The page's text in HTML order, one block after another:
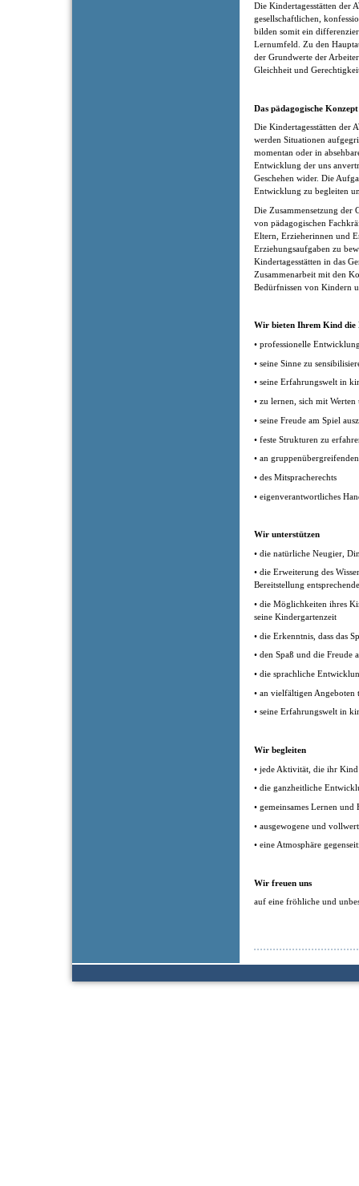
Die Kindertagesstätten der
gesellschaftlichen,
bilden somit ein
Lernumfeld. Zu den
der Grundwerte der
Gleichheit und
Das pädagogische Konzept
Die Kindertagesstätten der
werden Situationen
momentan oder in
Entwicklung der uns
Geschehen wider. Die
Entwicklung zu begleiten
Die Zusammensetzung der
von pädagogischen
Eltern, Erzieherinnen und
Erziehungsaufgaben zu
Kindertagesstätten in das
Zusammenarbeit mit den
Bedürfnissen von Kindern
Wir bieten Ihrem Kind die
• professionelle
• seine Sinne zu
• seine Erfahrungswelt in
• zu lernen, sich mit
• seine Freude am Spiel
• feste Strukturen zu
• an
• des Mitspracherechts
• eigenverantwortliches
Wir unterstützen
• die natürliche Neugier,
• die Erweiterung des
Bereitstellung
• die Möglichkeiten ihres
seine Kindergartenzeit
• die Erkenntnis, dass das
• den Spaß und die Freude
• die sprachliche
• an vielfältigen Angeboten
• seine Erfahrungswelt in
Wir begleiten
• jede Aktivität, die ihr
• die ganzheitliche
• gemeinsames Lernen
• ausgewogene und
• eine Atmosphäre
Wir freuen uns
auf eine fröhliche und